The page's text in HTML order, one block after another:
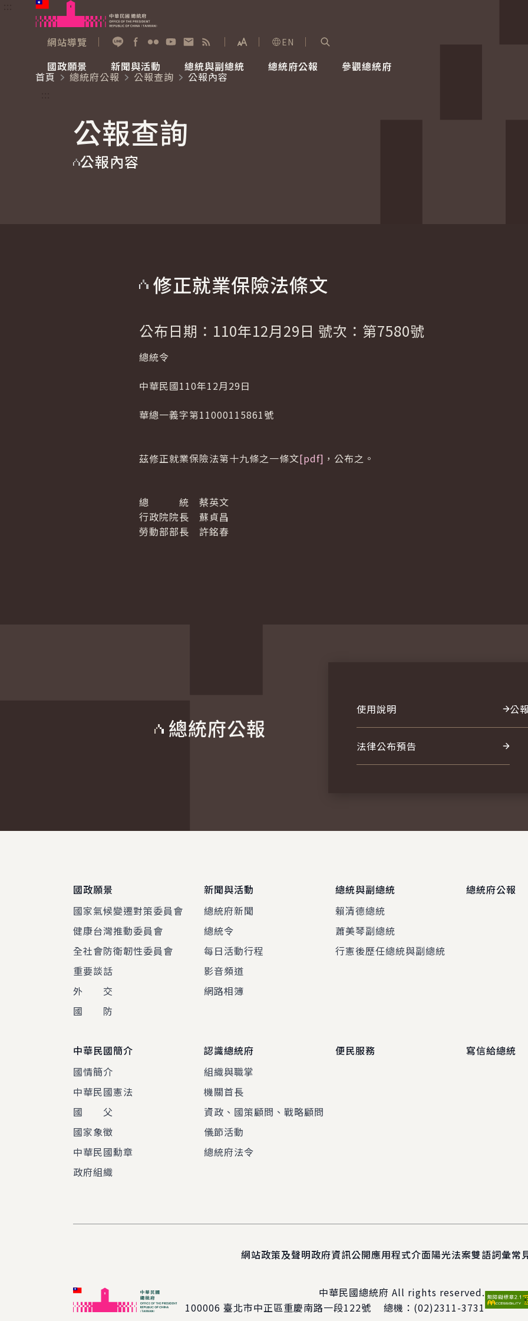
跳到主要內容
網站導覽
展開字級選單
EN
國政願景
國家氣候變遷對策委員會
重要談話
新聞與活動
總統府新聞
影音頻道
總統與副總統
賴清德總統
總統府公報 參觀總統府
首頁 總統府公報 公報查詢
公報內容
公報查詢
公報內容
修正就業保險法條文
公布日期：110年12月29日 號次：第7580號
總統令
中華民國110年12月29日
華總一義字第11000115861號
茲修正就業保險法第十九條之一條文[pdf] ，公布之。
總 統 蔡英文
行政院院長 蘇貞昌
勞動部部長 許銘春
總統府公報
使用說明 公
法律公布預告
國政願景
國家氣候變遷對策委員會
健康台灣推動委員會
全社會防衛韌性委員會
重要談話
外 交
國 防
新聞與活動
總統府新聞
總統令
每日活動行程
影音頻道
網路相簿
總統與副總統
賴清德總統
蕭美琴副總統
行憲後歷任總統與副總統
總統府公報
中華民國簡介
國情簡介
中華民國憲法
國 父
國家象徵
中華民國勳章
政府組織
認識總統府
組織與職掌
機關首長
資政、國策顧問、戰略顧問
儀節活動
總統府法令
便民服務 寫信給總統
網站政策及聲明政府資訊公開應用程式介面陽光法案雙語詞彙常
中華民國總統府 All rights reserved.
100006 臺北市中正區重慶南路一段122號 總機： (02)2311-3731